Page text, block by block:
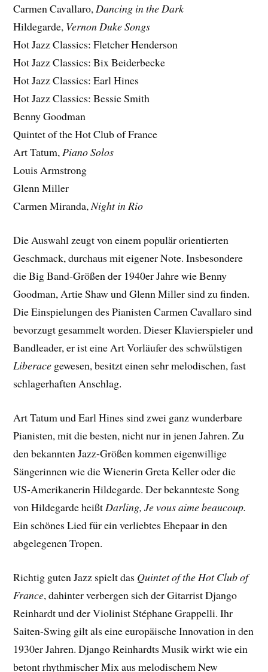
Carmen Cavallaro,Dancing in the Dark
Hildegarde, Vernon Duke Songs
Hot Jazz Classics: Fletcher Henderson
Hot Jazz Classics: Bix Beiderbecke
Hot Jazz Classics: Earl Hines
Hot Jazz Classics: Bessie Smith
Benny Goodman
Quintet of the Hot Club of France
Art Tatum,Piano Solos
Louis Armstrong
Glenn Miller
Carmen Miranda,Night in Rio
Die Auswahl zeugt von einem populär orientierten
Geschmack, durchaus mit eigener Note. Insbesondere
die Big Band-Größen der 1940er Jahre wie Benny
Goodman, Artie Shaw und Glenn Miller sind zu finden.
Die Einspielungen des Pianisten Carmen Cavallaro sind
bevorzugt gesammelt worden. Dieser Klavierspieler und
Bandleader, er ist eine Art Vorläufer des schwülstigen
Liberace gewesen, besitzt einen sehr melodischen, fast
schlagerhaften Anschlag.
Art Tatum und Earl Hines sind zwei ganz wunderbare
Pianisten, mit die besten, nicht nur in jenen Jahren. Zu
den bekannten Jazz-Größen kommen eigenwillige
Sängerinnen wie die Wienerin Greta Keller oder die
US-Amerikanerin Hildegarde. Der bekannteste Song
von Hildegarde heißtDarling, Je vous aime beaucoup.
Ein schönes Lied für ein verliebtes Ehepaar in den
abgelegenen Tropen.
Richtig guten Jazz spielt das Quintet of the Hot Club of
France, dahinter verbergen sich der Gitarrist Django
Reinhardt und der Violinist Stéphane Grappelli. Ihr
Saiten-Swing gilt als eine europäische Innovation in den
1930er Jahren. Django Reinhardts Musik wirkt wie ein
betont rhythmischer Mix aus melodischem New